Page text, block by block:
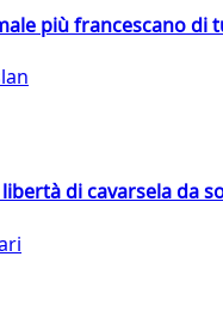
più francescano di
di cavarsela da